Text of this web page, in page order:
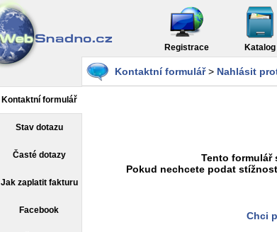
Registrace Katalog
Kontaktní formulář
Stav dotazu
Časté dotazy
Jak zaplatit fakturu
Facebook
Kontaktní formulář> Nahlásit
Tento formulář
Pokud nechcete podat
Chci